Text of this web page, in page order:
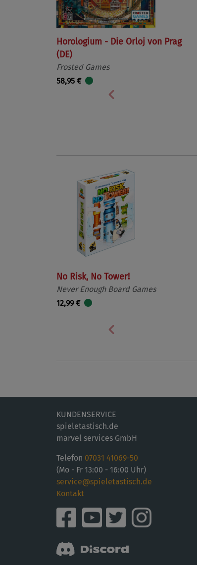
Horologium - Die Orloj von Prag
(DE)
Frosted Games
58,95 €
Vorherige
No Risk, No Tower!
Never Enough Board Games
12,99 €
Vorherige
KUNDENSERVICE
spieletastisch.de
marvel services GmbH
Telefon 07031 41069-50
(Mo - Fr 13:00 - 16:00 Uhr)
service@spieletastisch.de
Kontakt